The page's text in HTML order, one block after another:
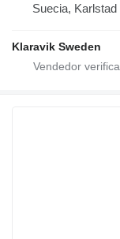
Suecia, Karlstad
Klaravik Sweden